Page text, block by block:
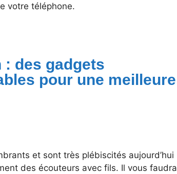
votre téléphone.
des gadgets
pour une meilleure
et sont très plébiscités aujourd’hui
des écouteurs avec fils. Il vous faudra